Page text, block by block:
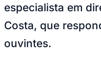
especialista em
Costa, que
ouvintes.